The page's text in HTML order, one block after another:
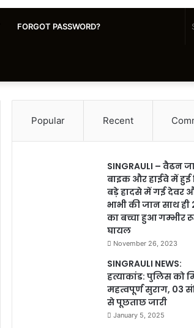
FORGOT PASSWORD?
Popular Recent
SINGRAULI – वैढन
बाइक और हाईवे में हुई
बड़े हादसे में गई देवर
भाभी की जान साथ ही
का बच्चा हुआ गम्भीर
घायल
November 26, 2023
SINGRAULI NEWS:
हत्याकांड: पुलिस को
महत्वपूर्ण सुराग, 03
से पूछताछ जारी
January 5, 2025